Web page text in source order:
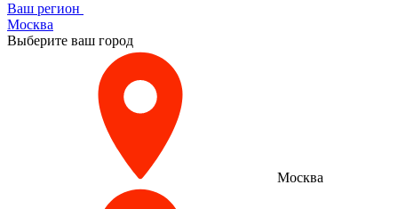
Ваш регион
Москва
Выберите ваш город
Москва